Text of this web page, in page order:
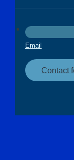
Email
Contact